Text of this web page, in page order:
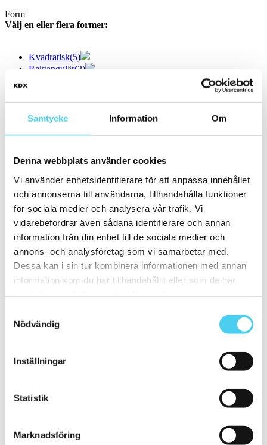
Samtycke Information Om
Denna webbplats använder cookies
Vi använder enhetsidentifierare för att anpassa innehållet
och annonserna till användarna, tillhandahålla funktioner
för sociala medier och analysera vår trafik. Vi
vidarebefordrar även sådana identifierare och annan
information från din enhet till de sociala medier och
annons- och analysföretag som vi samarbetar med.
Dessa kan i sin tur kombinera informationen med annan
information som du har tillhandahållit eller som de har
Nödvändig
Inställningar
Statistik
Marknadsföring
Form
Välj en eller flera former:
Kvadratisk(5)
Rektangulär(2)
Storlek
Filtrera efter storlek:
10x10 cm(20)
ca 15x15 cm(34)
15x15 cm(34)
ca 20x(5)
ca 20x20 cm
(5)
20x20 cm(5)
Mellan (25 - 50 cm)(10)
ca 30x(9)
ca 30x30 cm
30x30 cm(9)
ca 50x(1)
Yta
Välj önskad yta:
Matt(5)
Välj önskad kant på plattan: